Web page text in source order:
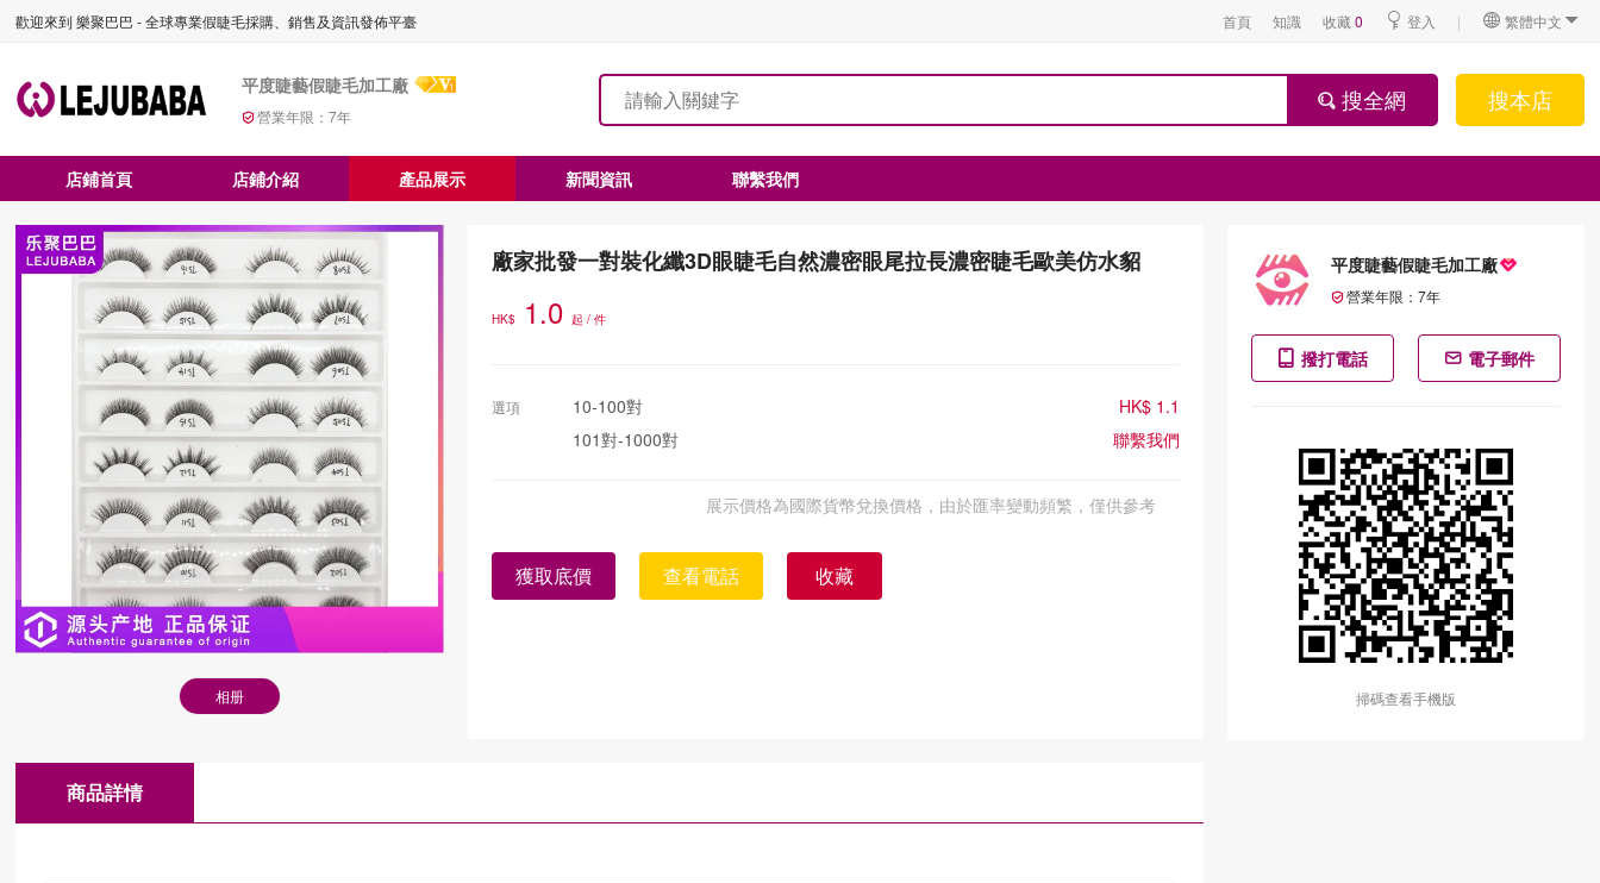
歡迎來到 樂聚巴巴 - 全球專業假睫毛採購、銷售及資訊發佈平臺 首頁 知識 收藏0 登入 | 繁體中文
平度睫藝假睫毛加工廠
營業年限：7年
搜全網 搜本店
店鋪首頁 店鋪介紹 產品展示 新聞資訊 聯繫我們
相册
廠家批發一對裝化纖3D眼睫毛自然濃密眼尾拉長濃密睫毛歐美仿水貂
HK$ 1.0起 / 件
選項 10-100對
HK$ 1.1
101對-1000對
聯繫我們
展示價格為國際貨幣兌換價格，由於匯率變動頻繁，僅供參考
獲取底價 查看電話 收藏
商品詳情
平度睫藝假睫毛加工廠
營業年限： 7年
撥打電話 電子郵件
掃碼查看手機版